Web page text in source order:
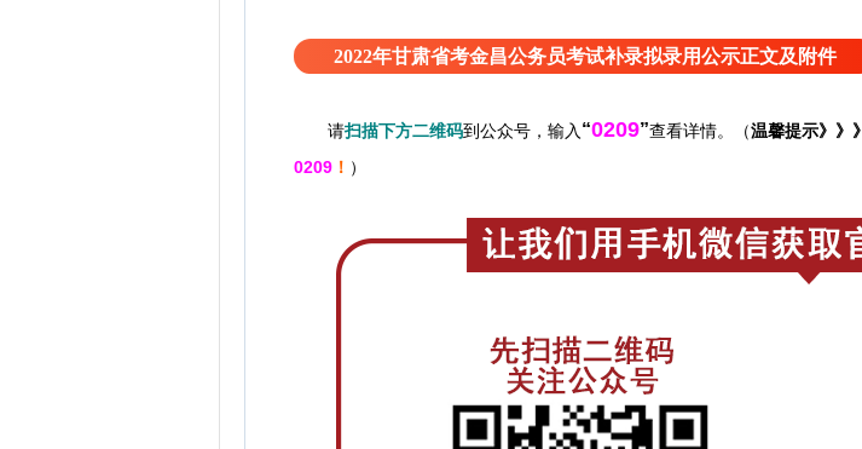
2022年甘肃省考金昌公务员考试补录拟录用公示正文及附件
请扫描下方二维码到公众号，输入 “0209”查看详情。（温馨提示》》》
0209 ！ ）